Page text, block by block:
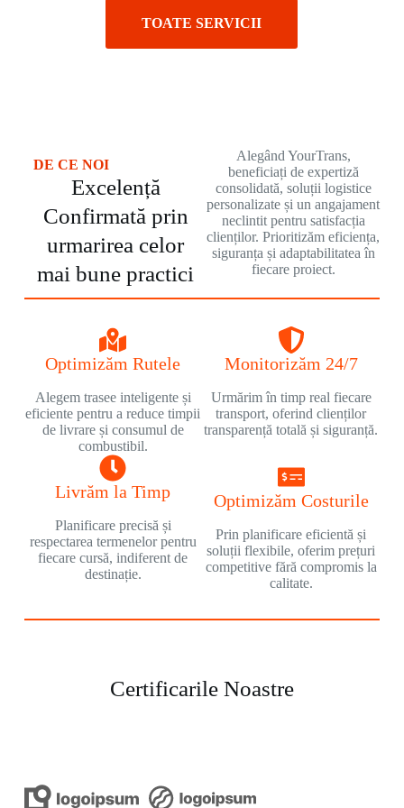
TOATE SERVICII
DE CE NOI
Excelență
Confirmată prin
urmarirea celor
mai bune practici
Alegând YourTrans,
beneficiați de expertiză
consolidată, soluții logistice
personalizate și un angajament
neclintit pentru satisfacția
clienților. Prioritizăm eficiența,
siguranța și adaptabilitatea în
fiecare proiect.
Optimizăm Rutele
Alegem trasee inteligente și
eficiente pentru a reduce timpii
de livrare și consumul de
combustibil.
Monitorizăm 24/7
Urmărim în timp real fiecare
transport, oferind clienților
transparență totală și siguranță.
Livrăm la Timp
Planificare precisă și
respectarea termenelor pentru
fiecare cursă, indiferent de
destinație.
Optimizăm Costurile
Prin planificare eficientă și
soluții flexibile, oferim prețuri
competitive fără compromis la
calitate.
Certificarile Noastre